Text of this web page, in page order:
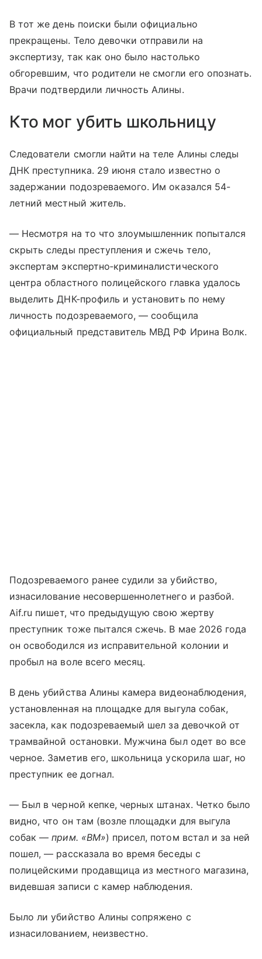
В тот же день поиски были официально
прекращены. Тело девочки отправили на
экспертизу, так как оно было настолько
обгоревшим, что родители не смогли его опознать.
Врачи подтвердили личность Алины.
Кто мог убить школьницу
Следователи смогли найти на теле Алины следы
ДНК преступника. 29 июня стало известно о
задержании подозреваемого. Им оказался 54-
летний местный житель.
— Несмотря на то что злоумышленник попытался
скрыть следы преступления и сжечь тело,
экспертам экспертно‑криминалистического
центра областного полицейского главка удалось
выделить ДНК-профиль и установить по нему
личность подозреваемого, — сообщила
официальный представитель МВД РФ Ирина Волк.
Подозреваемого ранее судили за убийство,
изнасилование несовершеннолетнего и разбой.
Aif.ru пишет, что предыдущую свою жертву
преступник тоже пытался сжечь. В мае 2026 года
он освободился из исправительной колонии и
пробыл на воле всего месяц.
В день убийства Алины камера видеонаблюдения,
установленная на площадке для выгула собак,
засекла, как подозреваемый шел за девочкой от
трамвайной остановки. Мужчина был одет во все
черное. Заметив его, школьница ускорила шаг, но
преступник ее догнал.
— Был в черной кепке, черных штанах. Четко было
видно, что он там (возле площадки для выгула
собак —прим. «ВМ») присел, потом встал и за ней
пошел, — рассказала во время беседы с
полицейскими продавщица из местного магазина,
видевшая записи с камер наблюдения.
Было ли убийство Алины сопряжено с
изнасилованием, неизвестно.